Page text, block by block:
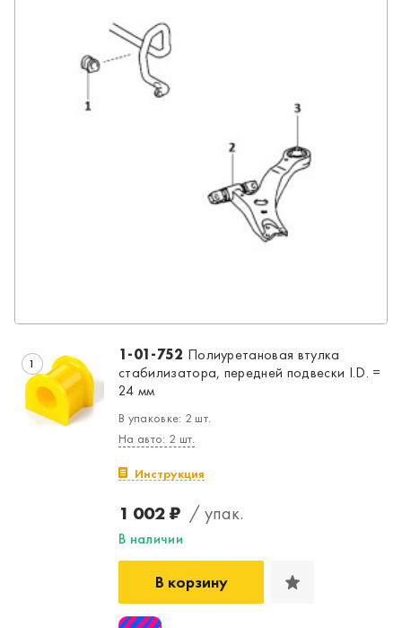
1 1-01-752 Полиуретановая втулка
стабилизатора, передней подвески I.D. =
24 мм
В упаковке: 2 шт.
На авто: 2 шт.
Инструкция
1 002 ₽ / упак.
В наличии
В корзину